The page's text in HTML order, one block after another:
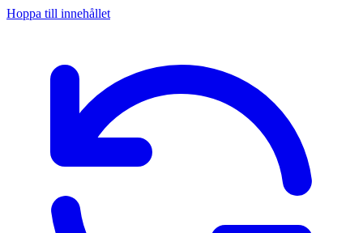
Hoppa till innehållet